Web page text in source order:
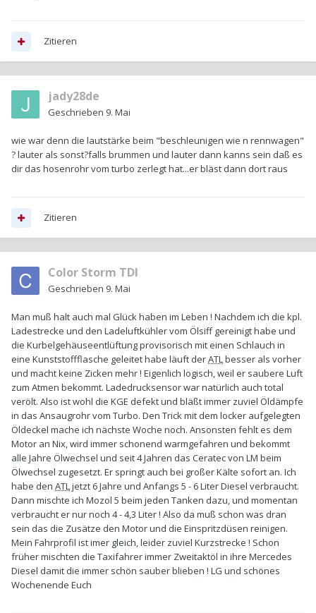
Zitieren
jady28de
Geschrieben 9. Mai
wie war denn die lautstärke beim "beschleunigen wie n rennwagen"
? lauter als sonst?falls brummen und lauter dann kanns sein daß es
dir das hosenrohr vom turbo zerlegt hat...er bläst dann dort raus
Zitieren
Color Storm TDI
Geschrieben 9. Mai
Man muß halt auch mal Glück haben im Leben ! Nachdem ich die kpl.
Ladestrecke und den Ladeluftkühler vom Ölsiff gereinigt habe und
die Kurbelgehäuseentlüftung provisorisch mit einen Schlauch in
eine Kunststoffflasche geleitet habe läuft derATLbesser als vorher
und macht keine Zicken mehr ! Eigenlich logisch, weil er saubere Luft
zum Atmen bekommt. Ladedrucksensor war natürlich auch total
verölt. Also ist wohl die KGE defekt und bläßt immer zuviel Öldämpfe
in das Ansaugrohr vom Turbo. Den Trick mit dem locker aufgelegten
Öldeckel mache ich nächste Woche noch. Ansonsten fehlt es dem
Motor an Nix, wird immer schonend warmgefahren und bekommt
alle Jahre Ölwechsel und seit 4 Jahren das Ceratec von LM beim
Ölwechsel zugesetzt. Er springt auch bei großer Kälte sofort an. Ich
habe den ATLjetzt 6 Jahre und Anfangs 5 - 6 Liter Diesel verbraucht.
Dann mischte ich Mozol 5 beim jeden Tanken dazu, und momentan
verbraucht er nur noch 4 - 4,3 Liter ! Also da muß schon was dran
sein das die Zusätze den Motor und die Einspritzdüsen reinigen.
Mein Fahrprofil ist imer gleich, leider zuviel Kurzstrecke ! Schon
früher mischten die Taxifahrer immer Zweitaktöl in ihre Mercedes
Diesel damit die immer schön sauber blieben ! LG und schönes
Wochenende Euch